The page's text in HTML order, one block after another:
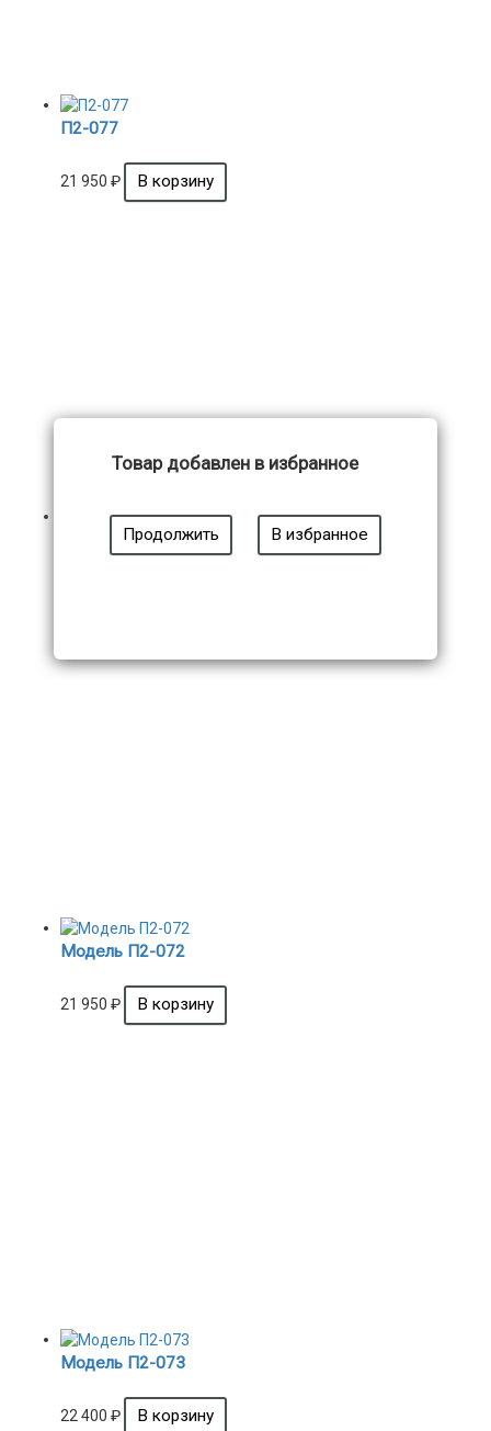
П2-077
21 950 ₽
Модель П2-072
Модель П2-072
21 950 ₽
Модель П2-073
22 400 ₽
Товар добавлен в избранное
Продолжить В избранное